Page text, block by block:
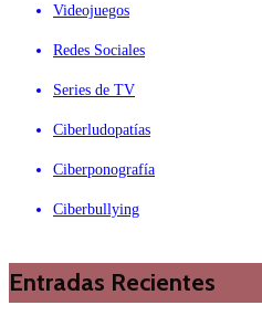
Videojuegos
Redes Sociales
Series de TV
Ciberludopatías
Ciberponografía
Ciberbullying
Entradas Recientes